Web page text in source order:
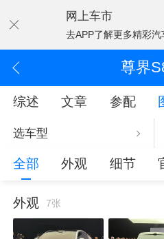
网上车市
去APP了解更多精彩汽
尊界
综述 文章 参配
选车型
全部 外观 细节
外观 7张